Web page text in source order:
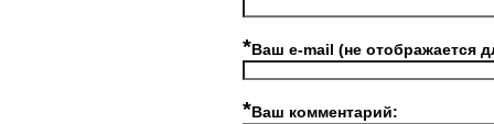
*Ваш e-mail (не отображается
*Ваш комментарий: